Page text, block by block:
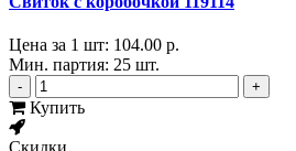
Цена за 1 шт: 104.00 р.
Мин. партия: 25 шт.
- +
Купить